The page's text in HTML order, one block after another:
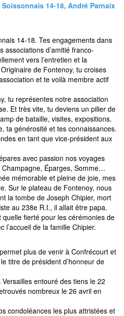
14-18, André Parnaix
14-18. Tes engagements dans
associations d’amitié franco-
vers l’entretien et la
de Fontenoy, tu croises
et te voilà membre actif
tu représentes notre association
Et très vite, tu deviens un pilier de
de bataille, visites, expositions.
ta générosité et tes connaissances.
en tant que vice-président aux
avec passion nos voyages
Éparges, Somme…
mémorable et pleine de joie, mes
Sur le plateau de Fontenoy, nous
la tombe de Joseph Chipier, mort
au 238e R.I., il allait être papa.
quelle fierté pour les cérémonies de
l’accueil de la famille Chipier.
plus de venir à Confrécourt et
titre de président d’honneur de
entouré des tiens le 22
nombreux le 26 avril en
condoléances les plus attristées et